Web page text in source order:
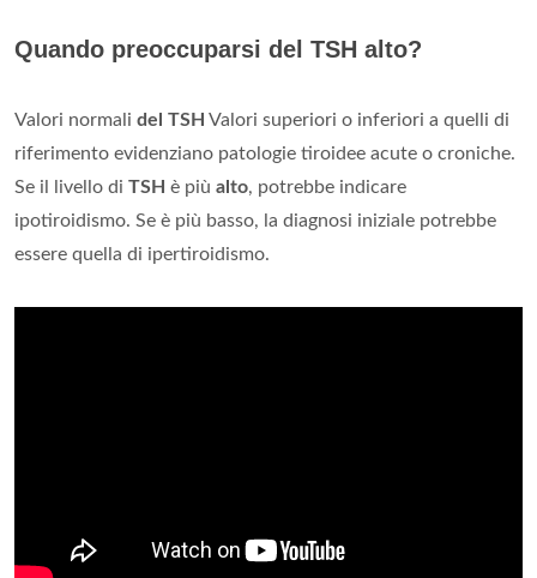
Quando preoccuparsi del TSH alto?
Valori normali del TSH Valori superiori o inferiori a quelli di
riferimento evidenziano patologie tiroidee acute o croniche.
Se il livello di TSH è più alto, potrebbe indicare
ipotiroidismo. Se è più basso, la diagnosi iniziale potrebbe
essere quella di ipertiroidismo.